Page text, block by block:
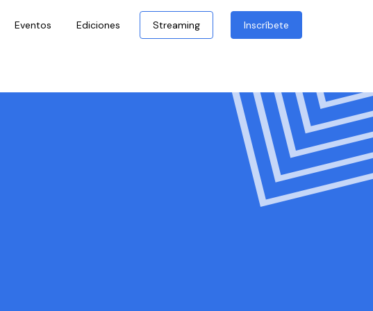
Eventos Ediciones Streaming Inscríbete